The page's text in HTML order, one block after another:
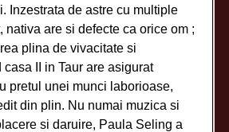
Inzestrata de astre cu multiple
nativa are si defecte ca orice om ;
plina de vivacitate si
casa II in Taur are asigurat
pretul unei munci laborioase,
din plin. Nu numai muzica si
si daruire, Paula Seling a